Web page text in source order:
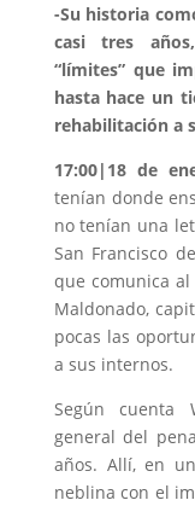
-Su historia
casi tres
“límites” que
hasta hace un
rehabilitación a
17:00|18 de
tenían donde
no tenían una
San Francisco
que comunica
Maldonado,
pocas las
a sus internos.
Según cuenta
general del
años. Allí, en
neblina con el